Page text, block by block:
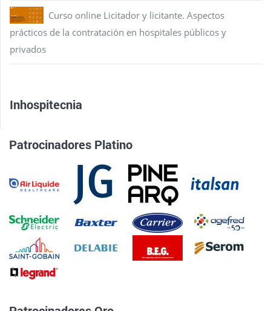
Curso online Licitador y licitante. Aspectos
prácticos de la contratación en hospitales públicos y
privados
Inhospitecnia
Patrocinadores Platino